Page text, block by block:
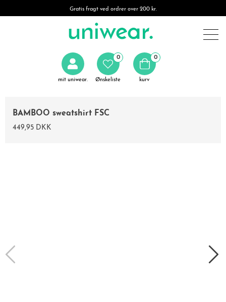
Gratis fragt ved ordrer over 200 kr.
mit uniwear. Ønskeliste
0 0
kurv
BAMBOO sweatshirt FSC
449,95 DKK